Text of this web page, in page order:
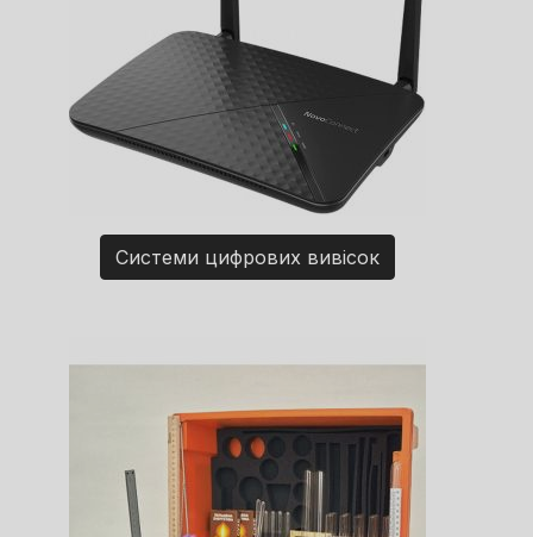
Системи цифрових вивісок